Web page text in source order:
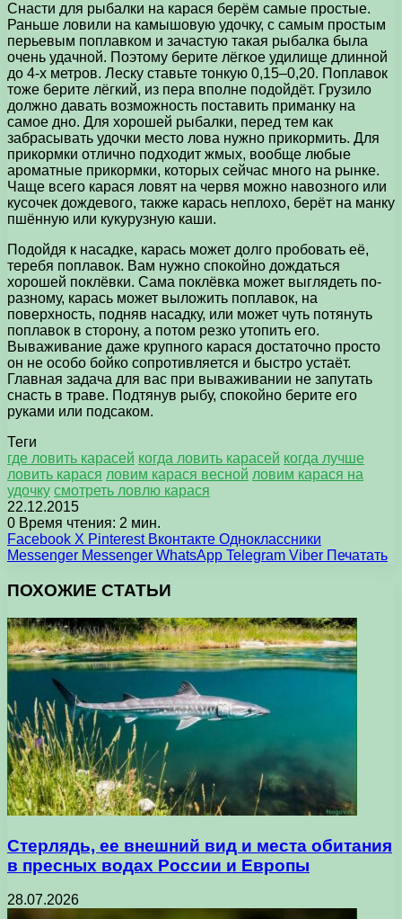
Снасти для рыбалки на карася берём самые простые.
Раньше ловили на камышовую удочку, с самым простым
перьевым поплавком и зачастую такая рыбалка была
очень удачной. Поэтому берите лёгкое удилище длинной
до 4-х метров. Леску ставьте тонкую 0,15–0,20. Поплавок
тоже берите лёгкий, из пера вполне подойдёт. Грузило
должно давать возможность поставить приманку на
самое дно. Для хорошей рыбалки, перед тем как
забрасывать удочки место лова нужно прикормить. Для
прикормки отлично подходит жмых, вообще любые
ароматные прикормки, которых сейчас много на рынке.
Чаще всего карася ловят на червя можно навозного или
кусочек дождевого, также карась неплохо, берёт на манку
пшённую или кукурузную каши.
Подойдя к насадке, карась может долго пробовать её,
теребя поплавок. Вам нужно спокойно дождаться
хорошей поклёвки. Сама поклёвка может выглядеть по-
разному, карась может выложить поплавок, на
поверхность, подняв насадку, или может чуть потянуть
поплавок в сторону, а потом резко утопить его.
Вываживание даже крупного карася достаточно просто
он не особо бойко сопротивляется и быстро устаёт.
Главная задача для вас при вываживании не запутать
снасть в траве. Подтянув рыбу, спокойно берите его
руками или подсаком.
Теги
где ловить карасей когда ловить карасей когда лучше
ловить карася ловим карася весной ловим карася на
удочку смотреть ловлю карася
22.12.2015
0 Время чтения: 2 мин.
Facebook X Pinterest Вконтакте Одноклассники
Messenger Messenger WhatsApp Telegram Viber Печатать
ПОХОЖИЕ СТАТЬИ
Стерлядь, ее внешний вид и места обитания
в пресных водах России и Европы
28.07.2026